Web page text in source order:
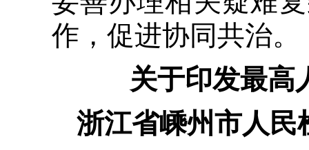
作，促进协同共治。
关于印发最高
浙江省嵊州市人民